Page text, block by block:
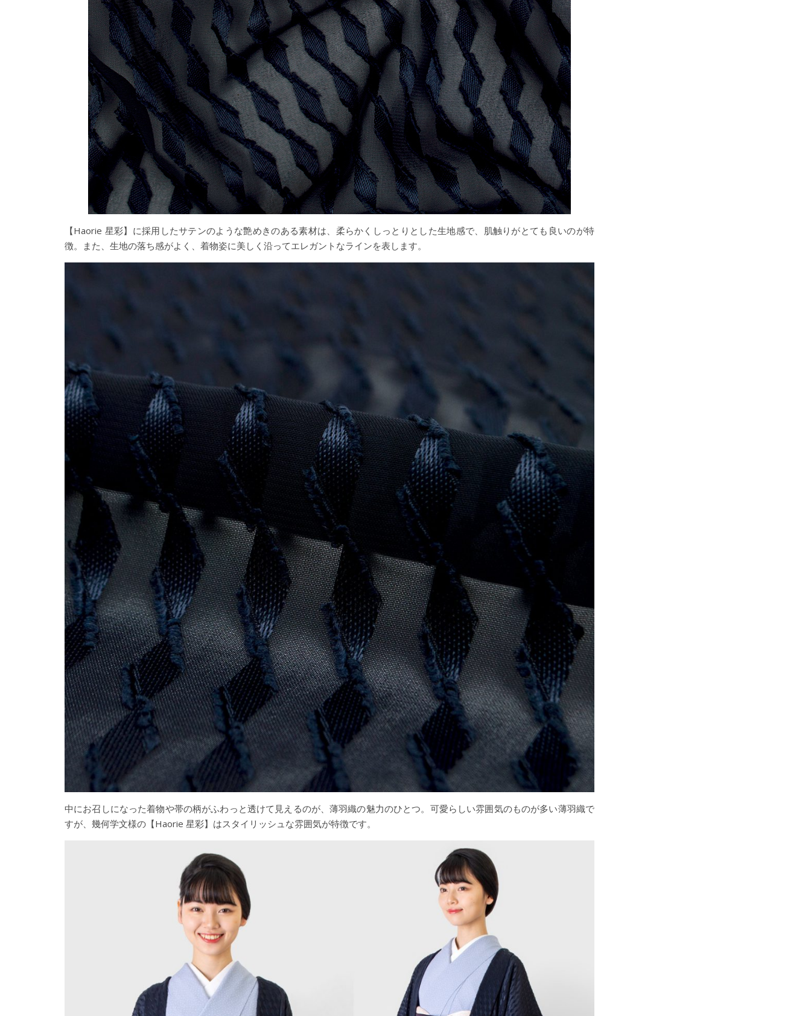
【Haorie 星彩】に採用したサテンのような艶めきのある素材は、柔らかくしっとりとした生地感で、肌触りがとても良いのが特
徴。また、生地の落ち感がよく、着物姿に美しく沿ってエレガントなラインを表します。
中にお召しになった着物や帯の柄がふわっと透けて見えるのが、薄羽織の魅力のひとつ。可愛らしい雰囲気のものが多い薄羽織で
すが、幾何学文様の【Haorie 星彩】はスタイリッシュな雰囲気が特徴です。